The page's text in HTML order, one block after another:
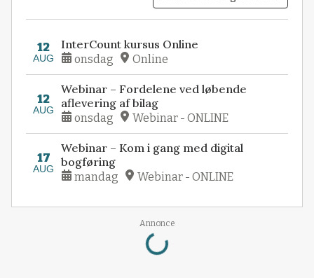
12
AUG
InterCount kursus Online
onsdag Online
12
AUG
Webinar – Fordelene ved løbende
aflevering af bilag
onsdag Webinar - ONLINE
17
AUG
Webinar – Kom i gang med digital
bogføring
mandag Webinar - ONLINE
Annonce
Loading...